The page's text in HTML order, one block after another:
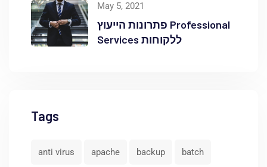
May 5, 2021
פתרונות הייעוץ Professional
Services ללקוחות
Tags
anti virus apache backup batch